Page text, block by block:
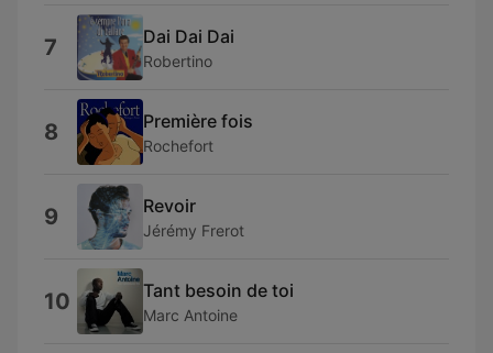
7 Dai Dai Dai
Robertino
8 Première fois
Rochefort
9 Revoir
Jérémy Frerot
10 Tant besoin de toi
Marc Antoine